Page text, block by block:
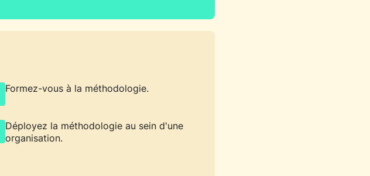
Formez-vous à la méthodologie.
Déployez la méthodologie au sein d'une
organisation.